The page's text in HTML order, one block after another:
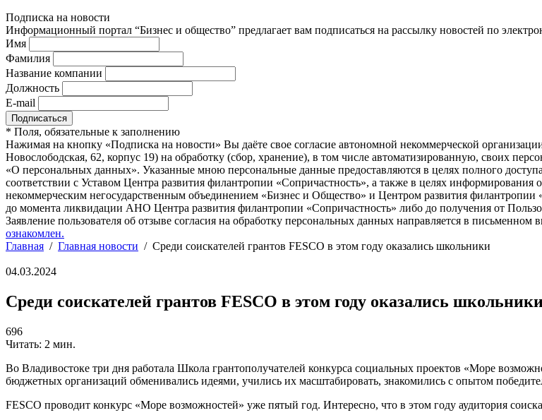
Подписка на новости
Информационный портал “Бизнес и общество” предлагает вам подписаться на рассылку новостей по
Имя
Фамилия
Название компании
Должность
E-mail
* Поля, обязательные к заполнению
Нажимая на кнопку «Подписка на новости» Вы даёте свое согласие автономной некоммерческой
Новослободская, 62, корпус 19) на обработку (сбор, хранение), в том числе автоматизированную, своих
«О персональных данных». Указанные мною персональные данные предоставляются в целях полного
соответствии с Уставом Центра развития филантропии «Сопричастность», а также в целях
некоммерческим негосударственным объединением «Бизнес и Общество» и Центром развития
до момента ликвидации АНО Центра развития филантропии «Сопричастность» либо до получения от
Заявление пользователя об отзыве согласия на обработку персональных данных направляется в письменном
ознакомлен.
Главная / Главная новости / Среди соискателей грантов FESCO в этом году оказались школьники
04.03.2024
Среди соискателей грантов FESCO в этом году оказались
696
Читать: 2 мин.
Во Владивостоке три дня работала Школа грантополучателей конкурса социальных проектов «Море
бюджетных организаций обменивались идеями, учились их масштабировать, знакомились с опытом
FESCO проводит конкурс «Море возможностей» уже пятый год. Интересно, что в этом году аудитория